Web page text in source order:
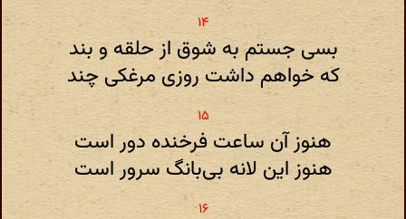
بسی جستم به شوق از حلقه و بند
که خواهم داشت روزی مرغکی چند
هنوز آن ساعت فرخنده دور است
هنوز این لانه بی‌بانگ سرور است